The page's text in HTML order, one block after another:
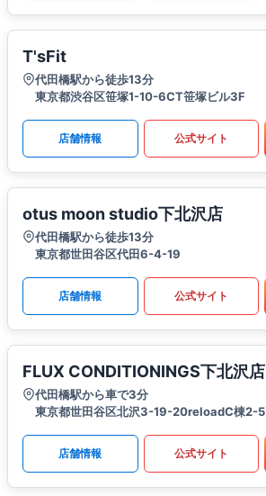
T'sFit
代田橋駅から徒歩13分
東京都渋谷区笹塚1-10-6CT笹塚ビル3F
店舗情報 公式サイト
otus moon studio下北沢店
代田橋駅から徒歩13分
東京都世田谷区代田6-4-19
店舗情報 公式サイト
FLUX CONDITIONINGS下北沢店
代田橋駅から車で3分
東京都世田谷区北沢3-19-20reloadC棟2-5
店舗情報 公式サイト